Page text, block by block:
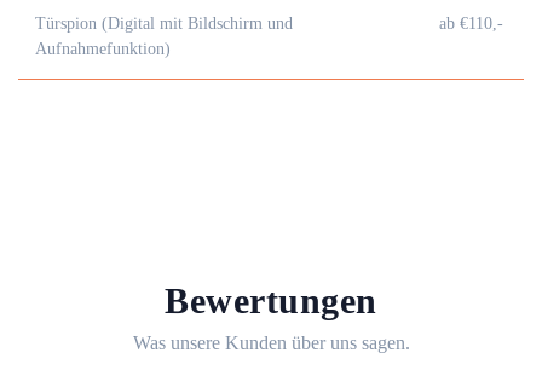
Türspion (Digital mit Bildschirm und
Aufnahmefunktion)
ab €110,-
Bewertungen
Was unsere Kunden über uns sagen.